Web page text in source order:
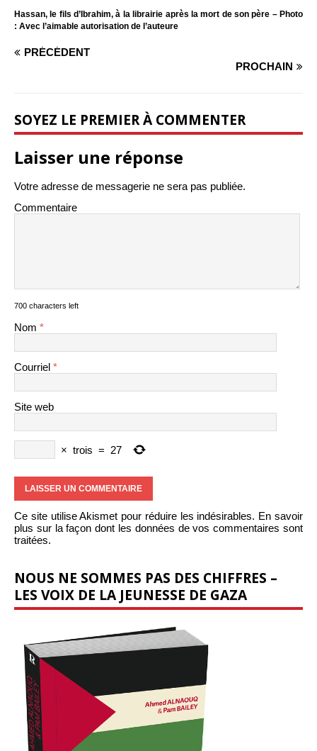
Hassan, le fils d’Ibrahim, à la librairie après la mort de son père – Photo
: Avec l’aimable autorisation de l’auteure
PRÉCÉDENT
PROCHAIN
SOYEZ LE PREMIER À COMMENTER
Laisser une réponse
Votre adresse de messagerie ne sera pas publiée.
Commentaire
700 characters left
Nom *
Courriel *
Site web
× trois = 27
Ce site utilise Akismet pour réduire les indésirables. En savoir
plus sur la façon dont les données de vos commentaires sont
traitées.
NOUS NE SOMMES PAS DES CHIFFRES –
LES VOIX DE LA JEUNESSE DE GAZA